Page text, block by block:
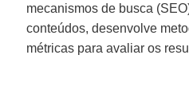
mecanismos de busca
conteúdos, desenvolve
métricas para avaliar os